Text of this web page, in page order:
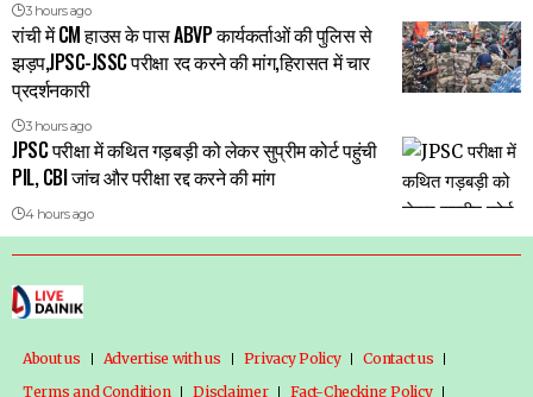
3 hours ago
रांची में CM हाउस के पास ABVP कार्यकर्ताओं की पुलिस से
झड़प,JPSC-JSSC परीक्षा रद करने की मांग,हिरासत में चार
प्रदर्शनकारी
3 hours ago
JPSC परीक्षा में कथित गड़बड़ी को लेकर सुप्रीम कोर्ट पहुंची
PIL, CBI जांच और परीक्षा रद्द करने की मांग
4 hours ago
About us Advertise with us Privacy Policy
Contact us
Terms and Condition
Disclaimer Fact-Checking Policy